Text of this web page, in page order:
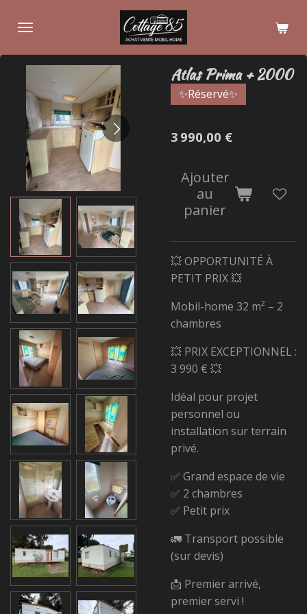
au
principal
Atlas Prima + 2000
✨Réservé✨
3 990,00 €
Ajouter
au
panier
💥 OPPORTUNITÉ À
PETIT PRIX 💥
Mobil-home 32 m² – 2
chambres
💥 PRIX EXCEPTIONNEL :
3 990 € 💥
Idéal pour projet
personnel ou
installation sur terrain
privé.
✅ Grand espace de vie
✅ 2 chambres
✅ Petit prix
🚛 Transport possible
(sur devis)
📩 Premier arrivé,
premier servi !